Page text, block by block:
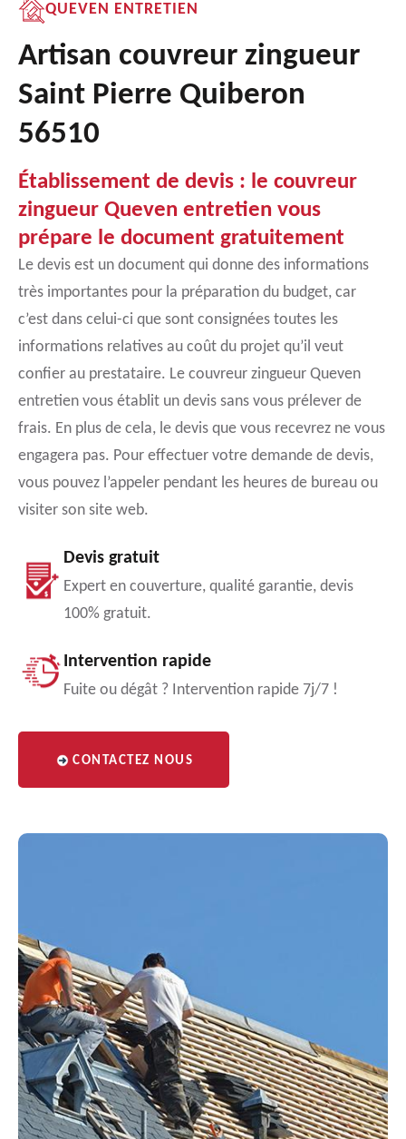
QUEVEN ENTRETIEN
Artisan couvreur zingueur
Saint Pierre Quiberon
56510
Établissement de devis : le couvreur
zingueur Queven entretien vous
prépare le document gratuitement
Le devis est un document qui donne des informations
très importantes pour la préparation du budget, car
c’est dans celui-ci que sont consignées toutes les
informations relatives au coût du projet qu’il veut
confier au prestataire. Le couvreur zingueur Queven
entretien vous établit un devis sans vous prélever de
frais. En plus de cela, le devis que vous recevrez ne vous
engagera pas. Pour effectuer votre demande de devis,
vous pouvez l’appeler pendant les heures de bureau ou
visiter son site web.
Devis gratuit
Expert en couverture, qualité garantie, devis
100% gratuit.
Intervention rapide
Fuite ou dégât ? Intervention rapide 7j/7 !
CONTACTEZ NOUS